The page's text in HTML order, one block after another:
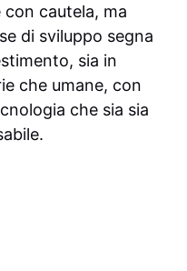
cautela, ma
di sviluppo segna
sia in
che umane, con
che sia sia